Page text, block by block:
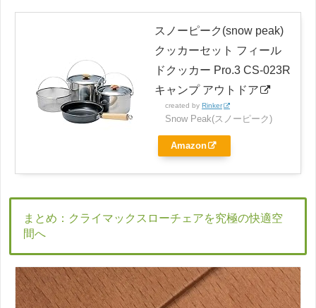
スノーピーク(snow peak)
クッカーセット フィール
ドクッカー Pro.3 CS-023R
キャンプ アウトドア
created by Rinker
Snow Peak(スノーピーク)
Amazon
まとめ：クライマックスローチェアを究極の快適空
間へ